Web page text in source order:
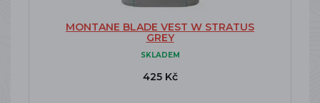
MONTANE BLADE VEST W STRATUS
GREY
SKLADEM
425 Kč